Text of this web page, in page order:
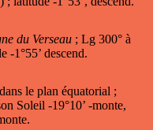
du Verseau ; Lg 300° à
-1°55’ descend.
dans le plan équatorial ;
Soleil -19°10’ -monte,